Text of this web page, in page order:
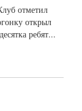
отметил
открыл
ребят...